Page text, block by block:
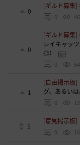
0
[ギルド募集]
0 46
0
[ギルド募集]
レイキャッ
◎）
0 54
1
[自由掲示板]
グ、あるい
0
5
[意見掲示板]
0